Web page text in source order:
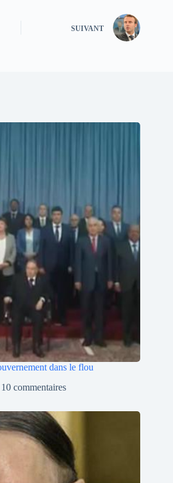
SUIVANT
dans le flou
10 commentaires